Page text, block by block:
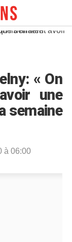
« On
une
semaine
à 06:00